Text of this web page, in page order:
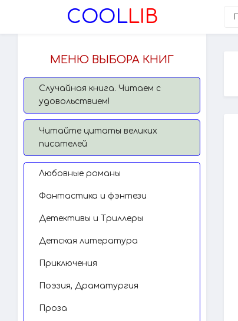
COOLLIB
МЕНЮ ВЫБОРА КНИГ
Случайная книга. Читаем с
удовольствием!
Читайте цитаты великих
писателей
Любовные романы
Фантастика и фэнтези
Детективы и Триллеры
Детская литература
Приключения
Поэзия, Драматургия
Проза